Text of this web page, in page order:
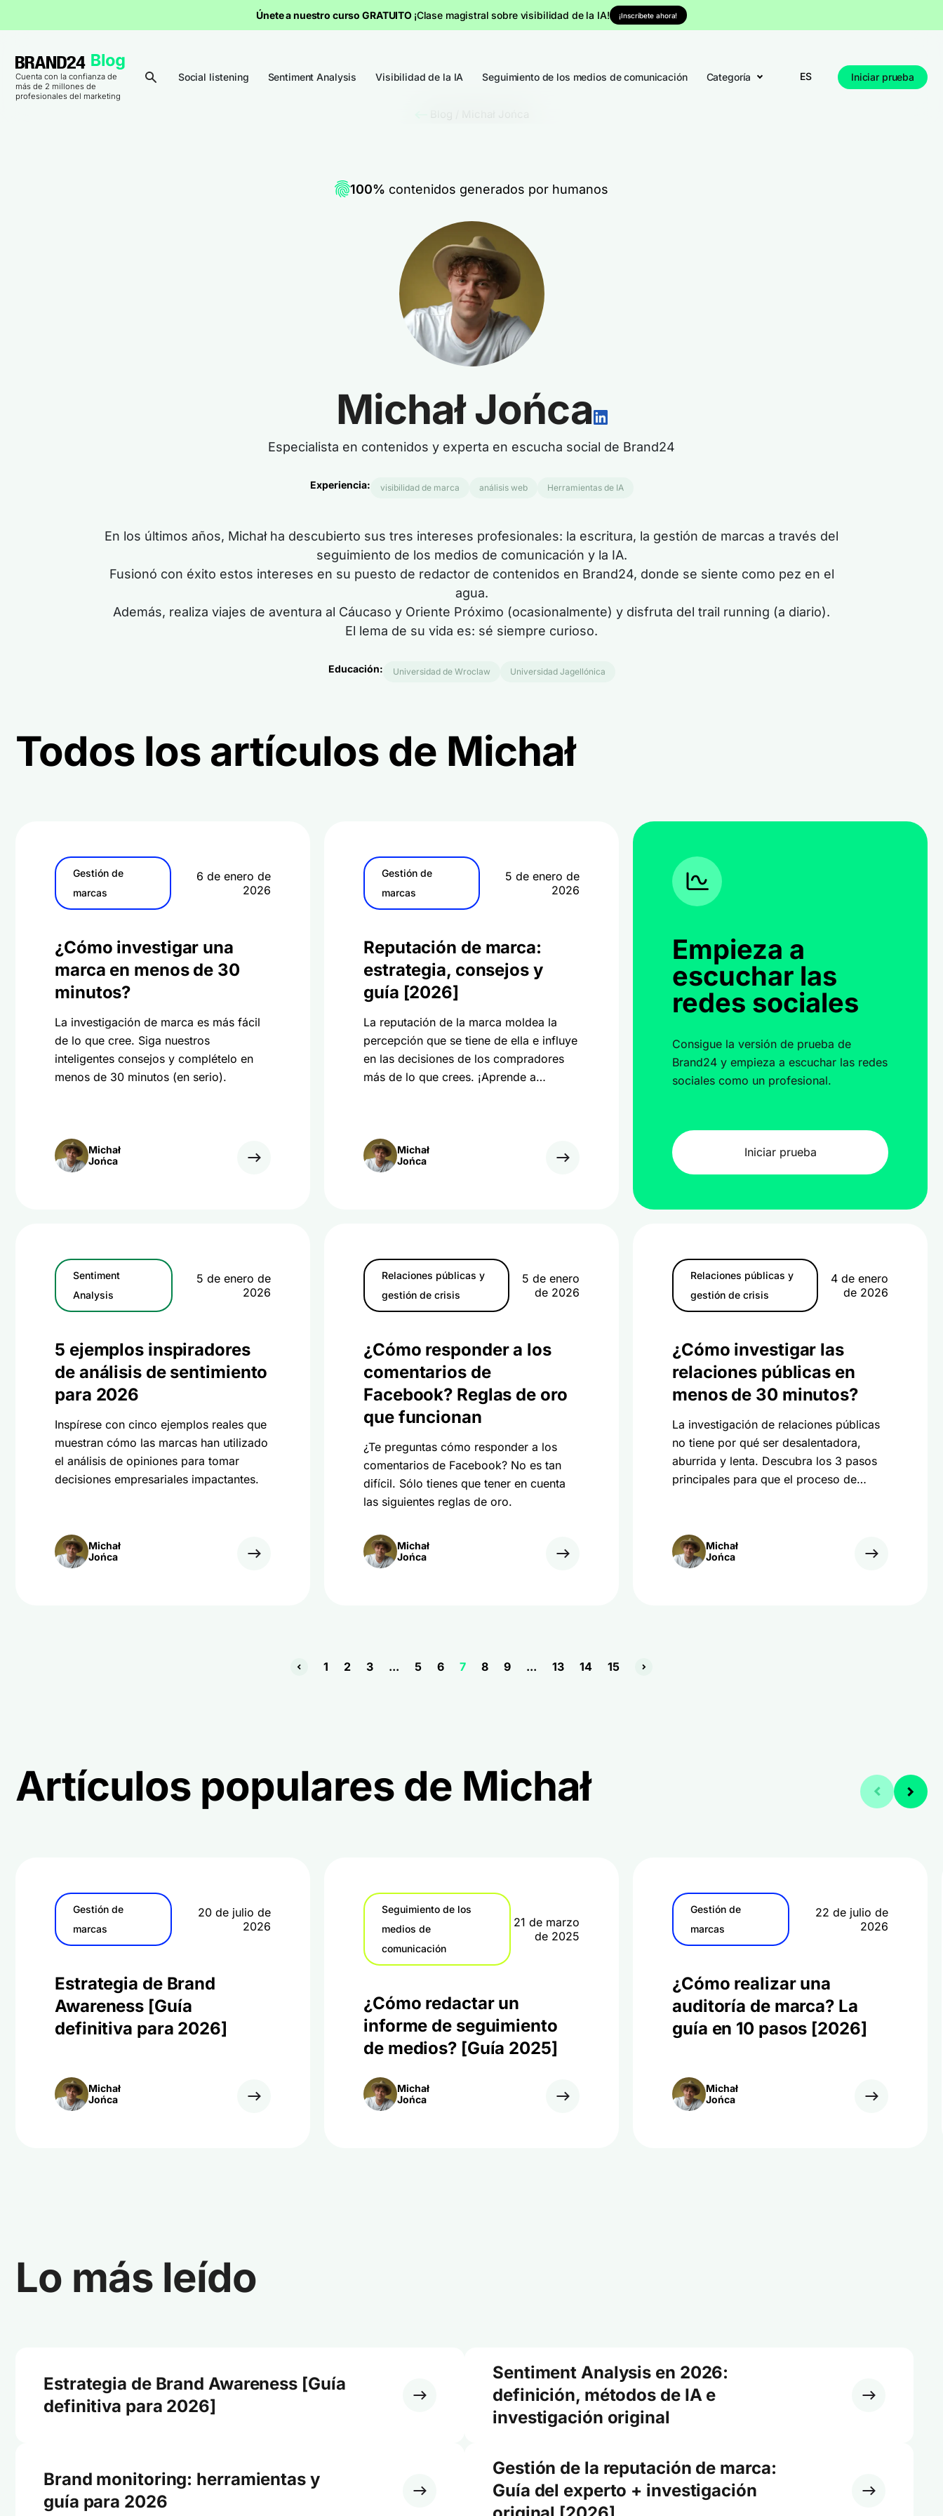
Únete a nuestro curso GRATUITO ¡Clase magistral sobre visibilidad de la IA! ¡Inscríbete ahora!
Cuenta con la confianza de
más de 2 millones de
profesionales del marketing
Social listening Sentiment Analysis Visibilidad de la IA Seguimiento de los medios de comunicación Categoría ES Iniciar prueba
100% contenidos generados por humanos
Michał Jońca
Especialista en contenidos y experta en escucha social de Brand24
Experiencia: visibilidad de marca análisis web Herramientas de IA
En los últimos años, Michał ha descubierto sus tres intereses profesionales: la escritura, la gestión de marcas a través del
seguimiento de los medios de comunicación y la IA.
Fusionó con éxito estos intereses en su puesto de redactor de contenidos en Brand24, donde se siente como pez en el
agua.
Además, realiza viajes de aventura al Cáucaso y Oriente Próximo (ocasionalmente) y disfruta del trail running (a diario).
El lema de su vida es: sé siempre curioso.
Educación: Universidad de Wroclaw Universidad Jagellónica
Todos los artículos de Michał
Gestión de
marcas
6 de enero de
2026
¿Cómo investigar una
marca en menos de 30
minutos?
La investigación de marca es más fácil
de lo que cree. Siga nuestros
inteligentes consejos y complételo en
menos de 30 minutos (en serio).
Michał
Jońca
Gestión de
marcas
5 de enero de
2026
Reputación de marca:
estrategia, consejos y
guía [2026]
La reputación de la marca moldea la
percepción que se tiene de ella e influye
en las decisiones de los compradores
más de lo que crees. ¡Aprende a
Michał
Jońca
Empieza a
escuchar las
redes sociales
Consigue la versión de prueba de
Brand24 y empieza a escuchar las redes
sociales como un profesional.
Iniciar prueba
Sentiment
Analysis
5 de enero de
2026
5 ejemplos inspiradores
de análisis de sentimiento
para 2026
Inspírese con cinco ejemplos reales que
muestran cómo las marcas han utilizado
el análisis de opiniones para tomar
decisiones empresariales impactantes.
Michał
Jońca
Relaciones públicas y
gestión de crisis
5 de enero
de 2026
¿Cómo responder a los
comentarios de
Facebook? Reglas de oro
que funcionan
¿Te preguntas cómo responder a los
comentarios de Facebook? No es tan
difícil. Sólo tienes que tener en cuenta
las siguientes reglas de oro.
Michał
Jońca
Relaciones públicas y
gestión de crisis
4 de enero
de 2026
¿Cómo investigar las
relaciones públicas en
menos de 30 minutos?
La investigación de relaciones públicas
no tiene por qué ser desalentadora,
aburrida y lenta. Descubra los 3 pasos
principales para que el proceso de
Michał
Jońca
1 2 3 ... 5 6 7 8 9 ... 13 14 15
Artículos populares de Michał
Gestión de
marcas
20 de julio de
2026
Estrategia de Brand
Awareness [Guía
definitiva para 2026]
Michał
Jońca
Seguimiento de los
medios de
comunicación
21 de marzo
de 2025
¿Cómo redactar un
informe de seguimiento
de medios? [Guía 2025]
Michał
Jońca
Gestión de
marcas
22 de julio de
2026
¿Cómo realizar una
auditoría de marca? La
guía en 10 pasos [2026]
Michał
Jońca
Lo más leído
Estrategia de Brand Awareness [Guía
definitiva para 2026]
Sentiment Analysis en 2026:
definición, métodos de IA e
investigación original
Brand monitoring: herramientas y
guía para 2026
Gestión de la reputación de marca:
Guía del experto + investigación